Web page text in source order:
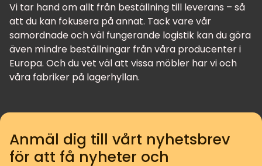
Vi tar hand om allt från beställning till leverans – så
att du kan fokusera på annat. Tack vare vår
samordnade och väl fungerande logistik kan du göra
även mindre beställningar från våra producenter i
Europa. Och du vet väl att vissa möbler har vi och
våra fabriker på lagerhyllan.
Anmäl dig till vårt nyhetsbrev
för att få nyheter och